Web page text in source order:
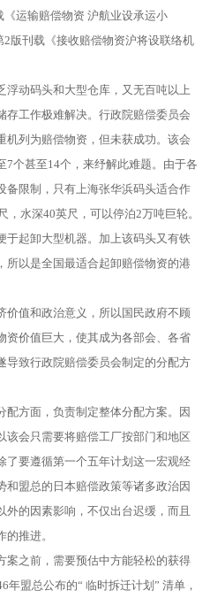
运输赔偿物资 沪航业设承运小
版刊载《接收赔偿物资沪将设联络机
动码头和大型仓库，又无百吨以上
存工作极难解决。行政院赔偿委员会
机列为赔偿物资，但未获成功。该会
7个甚至14个，来纾解此难题。由于各
备限制，只有上海张华浜码头适合作
水深40英尺，可以停泊2万吨巨轮。
于起卸大型机器。加上该码头又有铁
所以是全国最适合起卸赔偿物资的港
值和政治意义，所以国民政府不顾
资价值巨大，使其成为各部会、各省
导致行政院赔偿委员会制定的分配方
方面，负责制定整体分配方案。因
该会只需要将赔偿工厂按部门和地区
了要遵循第一个五年计划这一宏观经
盟总的日本赔偿政策等诸多政治因
的因素影响，不仅出台迟缓，而且
推进。
之前，需要预估中方能轻松的获得
盟总公布的“ 临时拆迁计划” 清单，